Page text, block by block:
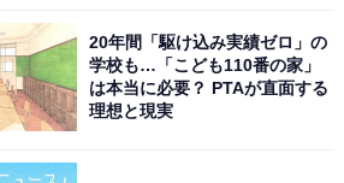
20年間「駆け込み実績ゼロ」の
学校も…「こども110番の家」
は本当に必要？ PTAが直面する
理想と現実